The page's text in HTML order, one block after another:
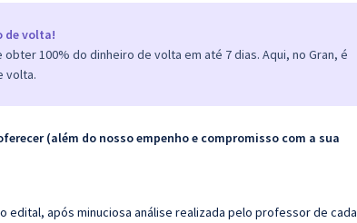
de volta!
100% do dinheiro de volta em até 7 dias. Aqui, no Gran, é
volta.
(além do nosso empenho e compromisso com a sua
edital, após minuciosa análise realizada pelo professor de cada